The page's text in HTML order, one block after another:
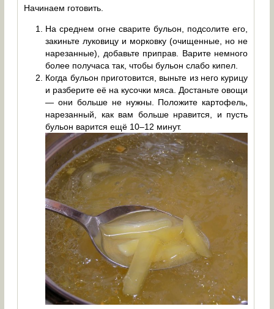
Начинаем готовить.
На среднем огне сварите бульон, подсолите его,
закиньте луковицу и морковку (очищенные, но не
нарезанные), добавьте приправ. Варите немного
более получаса так, чтобы бульон слабо кипел.
Когда бульон приготовится, выньте из него курицу
и разберите её на кусочки мяса. Достаньте овощи
— они больше не нужны. Положите картофель,
нарезанный, как вам больше нравится, и пусть
бульон варится ещё 10–12 минут.